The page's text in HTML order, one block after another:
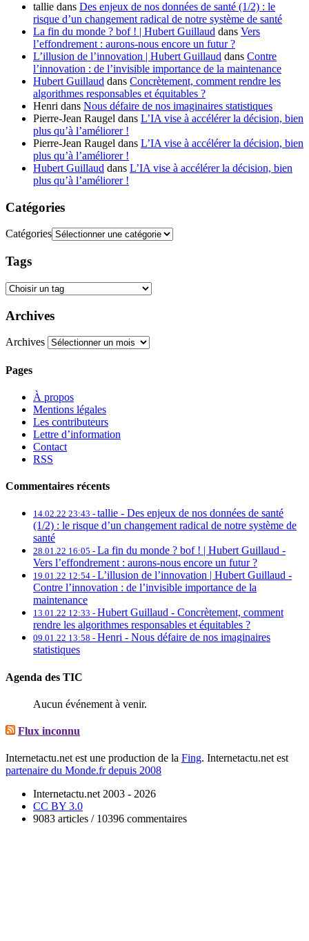
tallie dans Des enjeux de nos données de santé (1/2) : le
risque d’un changement radical de notre système de santé
La fin du monde ? bof ! | Hubert Guillaud dans Vers
l’effondrement : aurons-nous encore un futur ?
L’illusion de l’innovation | Hubert Guillaud dans Contre
l’innovation : de l’invisible importance de la maintenance
Hubert Guillaud dans Concrètement, comment rendre les
algorithmes responsables et équitables ?
Henri dans Nous défaire de nos imaginaires statistiques
Pierre-Jean Raugel dans L’IA vise à accélérer la décision, bien
plus qu’à l’améliorer !
Pierre-Jean Raugel dans L’IA vise à accélérer la décision, bien
plus qu’à l’améliorer !
Hubert Guillaud dans L’IA vise à accélérer la décision, bien
plus qu’à l’améliorer !
Catégories
Catégories
Tags
Archives
Archives
Pages
À propos
Mentions légales
Les contributeurs
Lettre d’information
Contact
RSS
Commentaires récents
14.02.22 23:43 - tallie - Des enjeux de nos données de santé
(1/2) : le risque d’un changement radical de notre système de
santé
28.01.22 16:05 - La fin du monde ? bof ! | Hubert Guillaud -
Vers l’effondrement : aurons-nous encore un futur ?
19.01.22 12:54 - L’illusion de l’innovation | Hubert Guillaud -
Contre l’innovation : de l’invisible importance de la
maintenance
13.01.22 12:33 - Hubert Guillaud - Concrètement, comment
rendre les algorithmes responsables et équitables ?
09.01.22 13:58 - Henri - Nous défaire de nos imaginaires
statistiques
Agenda des TIC
Aucun événement à venir.
Flux inconnu
Internetactu.net est une production de la Fing. Internetactu.net est
partenaire du Monde.fr depuis 2008
Internetactu.net 2003 - 2026
CC BY 3.0
9083 articles / 10396 commentaires